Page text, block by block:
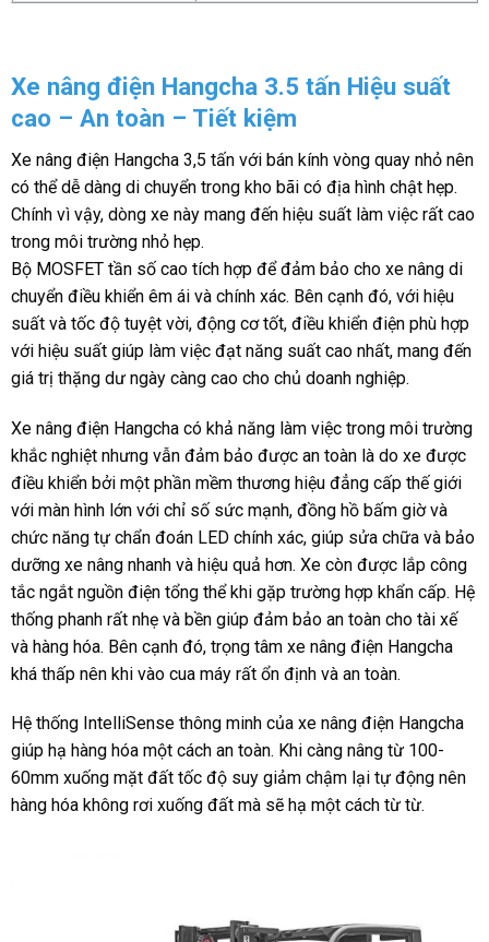
Xe nâng điện Hangcha 3.5 tấn Hiệu suất
cao – An toàn – Tiết kiệm
Xe nâng điện Hangcha 3,5 tấn với bán kính vòng quay nhỏ nên
có thể dễ dàng di chuyển trong kho bãi có địa hình chật hẹp.
Chính vì vậy, dòng xe này mang đến hiệu suất làm việc rất cao
trong môi trường nhỏ hẹp.
Bộ MOSFET tần số cao tích hợp để đảm bảo cho xe nâng di
chuyển điều khiển êm ái và chính xác. Bên cạnh đó, với hiệu
suất và tốc độ tuyệt vời, động cơ tốt, điều khiển điện phù hợp
với hiệu suất giúp làm việc đạt năng suất cao nhất, mang đến
giá trị thặng dư ngày càng cao cho chủ doanh nghiệp.
Xe nâng điện Hangcha có khả năng làm việc trong môi trường
khắc nghiệt nhưng vẫn đảm bảo được an toàn là do xe được
điều khiển bởi một phần mềm thương hiệu đẳng cấp thế giới
với màn hình lớn với chỉ số sức mạnh, đồng hồ bấm giờ và
chức năng tự chẩn đoán LED chính xác, giúp sửa chữa và bảo
dưỡng xe nâng nhanh và hiệu quả hơn. Xe còn được lắp công
tắc ngắt nguồn điện tổng thể khi gặp trường hợp khẩn cấp. Hệ
thống phanh rất nhẹ và bền giúp đảm bảo an toàn cho tài xế
và hàng hóa. Bên cạnh đó, trọng tâm xe nâng điện Hangcha
khá thấp nên khi vào cua máy rất ổn định và an toàn.
Hệ thống IntelliSense thông minh của xe nâng điện Hangcha
giúp hạ hàng hóa một cách an toàn. Khi càng nâng từ 100-
60mm xuống mặt đất tốc độ suy giảm chậm lại tự động nên
hàng hóa không rơi xuống đất mà sẽ hạ một cách từ từ.